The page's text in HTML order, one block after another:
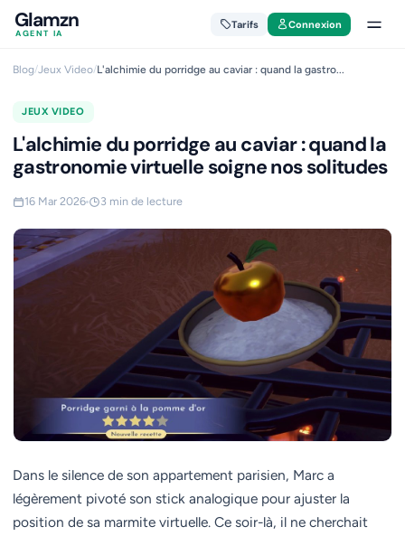
Glamzn
AGENT IA
Tarifs Connexion
Blog/Jeux Video/L'alchimie du porridge au caviar : quand la gastro...
JEUX VIDEO
L'alchimie du porridge au caviar : quand la
gastronomie virtuelle soigne nos solitudes
16 Mar 2026 3 min de lecture
Dans le silence de son appartement parisien, Marc a
légèrement pivoté son stick analogique pour ajuster la
position de sa marmite virtuelle. Ce soir-là, il ne cherchait